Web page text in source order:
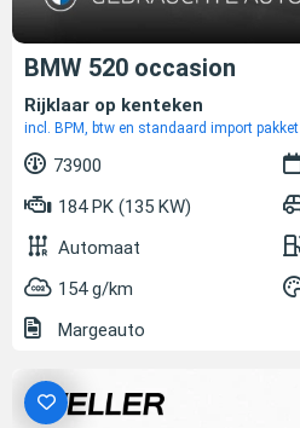
BMW 520 occasion
Rijklaar op kenteken
incl. BPM, btw en standaard import pakket
73900
184 PK (135 KW)
Automaat
154 g/km
Margeauto